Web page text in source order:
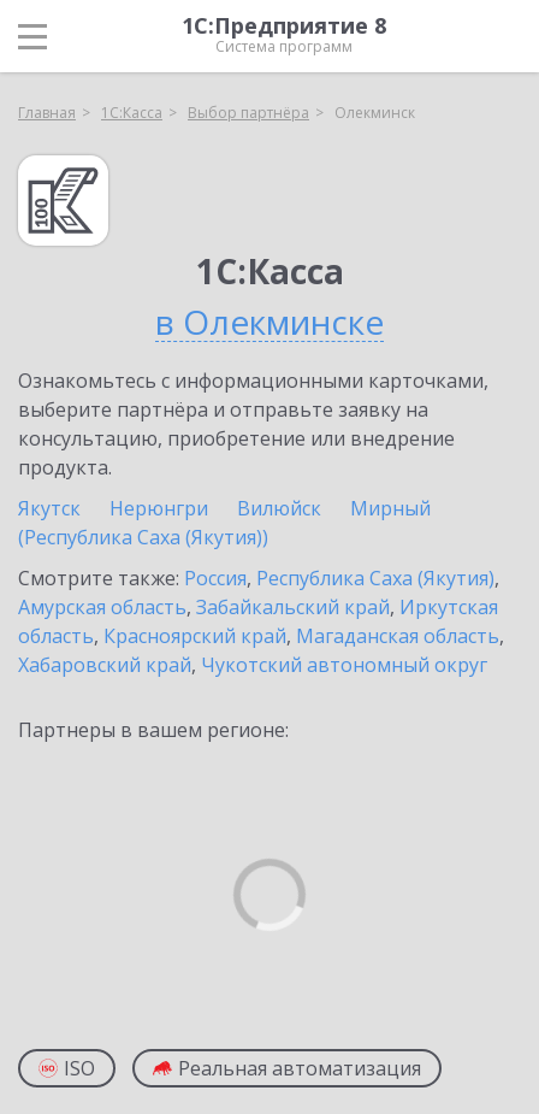
1С:Предприятие 8
Система программ
Главная 1С:Касса Выбор партнёра Олекминск
1С:Касса
в Олекминске
Ознакомьтесь с информационными карточками,
выберите партнёра и отправьте заявку на
консультацию, приобретение или внедрение
продукта.
Якутск
Нерюнгри Вилюйск
Мирный
(Республика Саха (Якутия))
Смотрите также: Россия, Республика Саха (Якутия),
Амурская область, Забайкальский край, Иркутская
область, Красноярский край, Магаданская область,
Хабаровский край, Чукотский автономный округ
Партнеры в вашем регионе:
ISO Реальная автоматизация